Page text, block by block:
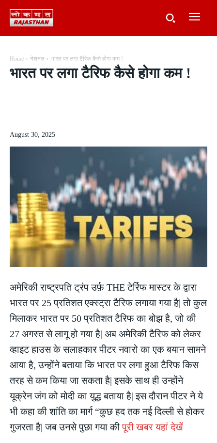
Home नेशनल भारत पर लगा टैरिफ कैसे होगा कम !
भारत पर लगा टैरिफ कैसे होगा कम !
August 30, 2025
अमेरिकी राष्ट्रपति ट्रंप उर्फ़ THE टेर्रिफ मास्टर के द्वारा
भारत पर 25 प्रतिशत एक्स्ट्रा टैरिफ लगाया गया है| तो कुल
मिलाकर भारत पर 50 प्रतिशत टैरिफ का बोझ है, जो की
27 अगस्त से लागू हो गया है| अब अमेरिकी टैरिफ को लेकर
व्हाइट हाउस के सलाहकार पीटर नवारो का एक बयान सामने
आया है, उन्होंने बताया कि भारत पर लगा हुआ टैरिफ किस
तरह से कम किया जा सकता है| इसके साथ ही उन्होंने
यूक्रेन जंग को मोदी का युद्ध बताया है| इस दौरान पीटर ने ये
भी कहा की शांति का मार्ग “कुछ हद तक नई दिल्ली से होकर
गुजरता है| जब उनसे पुछा गया कीपूरी खबर यहां देखें